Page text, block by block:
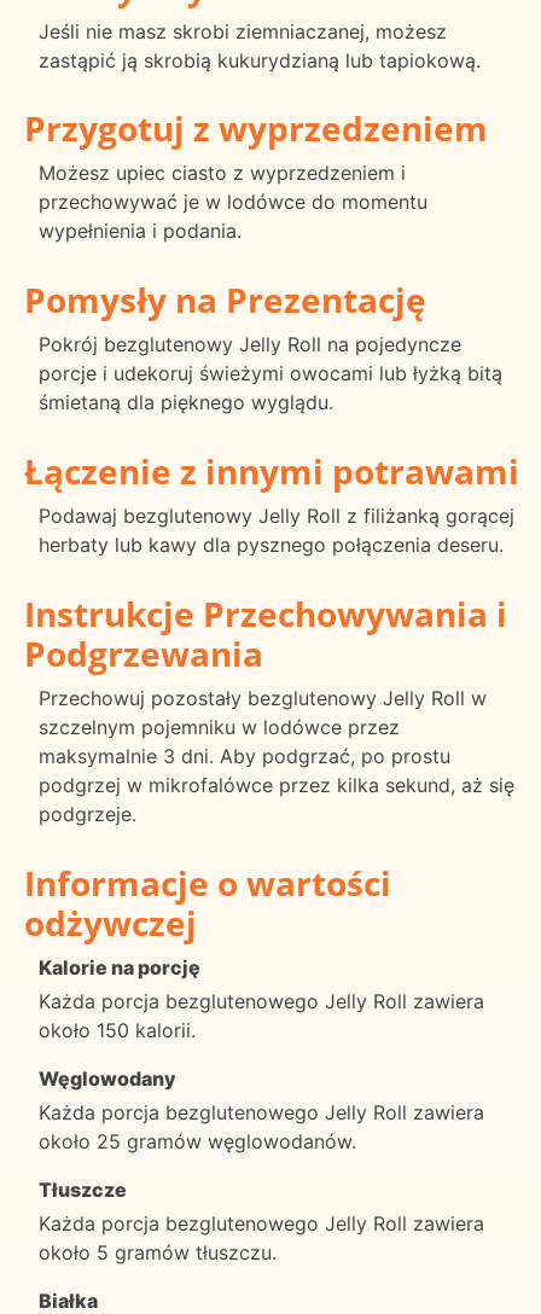
Jeśli nie masz skrobi ziemniaczanej, możesz
zastąpić ją skrobią kukurydzianą lub tapiokową.
Przygotuj z wyprzedzeniem
Możesz upiec ciasto z wyprzedzeniem i
przechowywać je w lodówce do momentu
wypełnienia i podania.
Pomysły na Prezentację
Pokrój bezglutenowy Jelly Roll na pojedyncze
porcje i udekoruj świeżymi owocami lub łyżką bitą
śmietaną dla pięknego wyglądu.
Łączenie z innymi potrawami
Podawaj bezglutenowy Jelly Roll z filiżanką gorącej
herbaty lub kawy dla pysznego połączenia deseru.
Instrukcje Przechowywania i
Podgrzewania
Przechowuj pozostały bezglutenowy Jelly Roll w
szczelnym pojemniku w lodówce przez
maksymalnie 3 dni. Aby podgrzać, po prostu
podgrzej w mikrofalówce przez kilka sekund, aż się
podgrzeje.
Informacje o wartości
odżywczej
Kalorie na porcję
Każda porcja bezglutenowego Jelly Roll zawiera
około 150 kalorii.
Węglowodany
Każda porcja bezglutenowego Jelly Roll zawiera
około 25 gramów węglowodanów.
Tłuszcze
Każda porcja bezglutenowego Jelly Roll zawiera
około 5 gramów tłuszczu.
Białka